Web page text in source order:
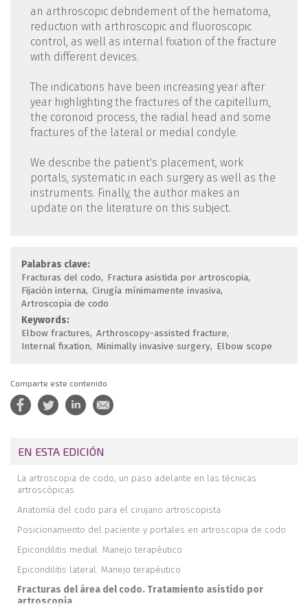
an arthroscopic debridement of the hematoma,
reduction with arthroscopic and fluoroscopic
control, as well as internal fixation of the fracture
with different devices.
The indications have been increasing year after
year highlighting the fractures of the capitellum,
the coronoid process, the radial head and some
fractures of the lateral or medial condyle.
We describe the patient's placement, work
portals, systematic in each surgery as well as the
instruments. Finally, the author makes an
update on the literature on this subject.
Palabras clave:
Fracturas del codo
Fractura asistida por artroscopia
Fijación interna Cirugía mínimamente invasiva
Artroscopia de codo
Keywords:
Elbow fractures Arthroscopy-assisted fracture
Internal fixation
Minimally invasive surgery Elbow scope
Comparte este contenido
EN ESTA EDICIÓN
La artroscopia de codo, un paso adelante en las técnicas
artroscópicas
Anatomía del codo para el cirujano artroscopista
Posicionamiento del paciente y portales en artroscopia de codo
Epicondilitis medial. Manejo terapéutico
Epicondilitis lateral. Manejo terapéutico
Fracturas del área del codo. Tratamiento asistido por
artroscopia